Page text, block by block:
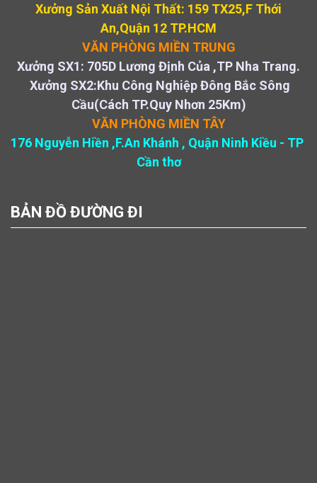
Xưởng Sản Xuất Nội Thất: 159 TX25,F Thới
An,Quận 12 TP.HCM
VĂN PHÒNG MIỀN TRUNG
Xưởng SX1: 705D Lương Định Của ,TP Nha Trang.
Xưởng SX2:Khu Công Nghiệp Đông Bắc Sông
Cầu(Cách TP.Quy Nhơn 25Km)
VĂN PHÒNG MIỀN TÂY
176 Nguyễn Hiền ,F.An Khánh , Quận Ninh Kiều - TP
Cần thơ
BẢN ĐỒ ĐƯỜNG ĐI